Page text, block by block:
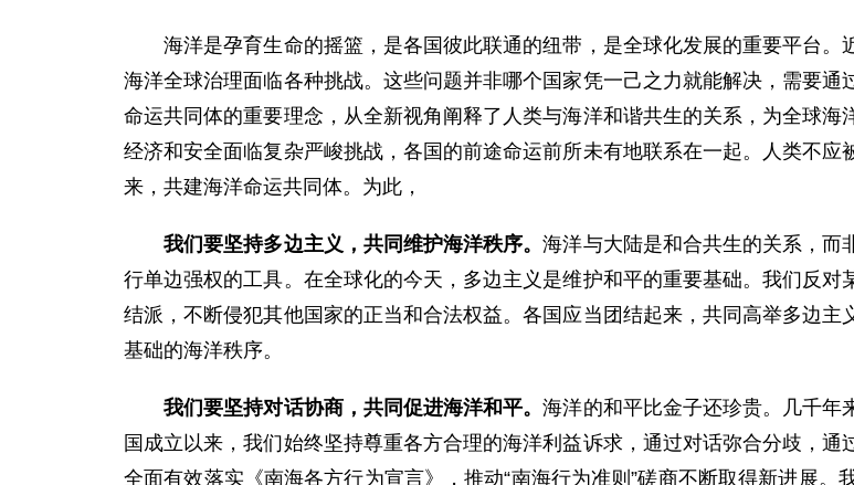
海洋是孕育生命的摇篮，是各国彼此联通的纽带，是全球化发展的重要平台。
海洋全球治理面临各种挑战。这些问题并非哪个国家凭一己之力就能解决，需要
命运共同体的重要理念，从全新视角阐释了人类与海洋和谐共生的关系，为全球海
经济和安全面临复杂严峻挑战，各国的前途命运前所未有地联系在一起。人类不
来，共建海洋命运共同体。为此，
我们要坚持多边主义，共同维护海洋秩序。海洋与大陆是和合共生的关系，而
行单边强权的工具。在全球化的今天，多边主义是维护和平的重要基础。我们反
结派，不断侵犯其他国家的正当和合法权益。各国应当团结起来，共同高举多边
基础的海洋秩序。
我们要坚持对话协商，共同促进海洋和平。海洋的和平比金子还珍贵。几千年
国成立以来，我们始终坚持尊重各方合理的海洋利益诉求，通过对话弥合分歧，
全面有效落实《南海各方行为宣言》，推动“南海行为准则”磋商不断取得新进展